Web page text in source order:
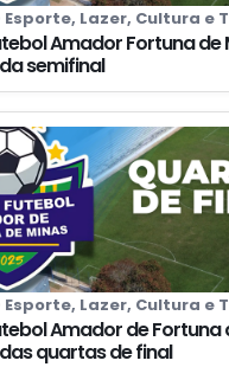
Esporte, Lazer, Cultura e
Amador Fortuna de
semifinal
Esporte, Lazer, Cultura e
Amador de Fortuna
quartas de final